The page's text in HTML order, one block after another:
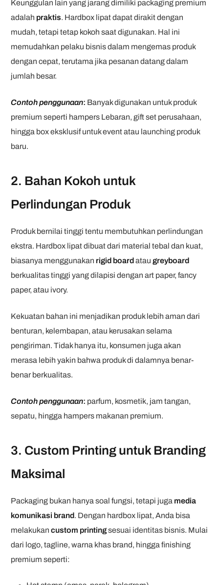
Keunggulan lain yang jarang dimiliki packaging premium
adalah praktis. Hardbox lipat dapat dirakit dengan
mudah, tetapi tetap kokoh saat digunakan. Hal ini
memudahkan pelaku bisnis dalam mengemas produk
dengan cepat, terutama jika pesanan datang dalam
jumlah besar.
Contoh penggunaan: Banyak digunakan untuk produk
premium seperti hampers Lebaran, gift set perusahaan,
hingga box eksklusif untuk event atau launching produk
baru.
2. Bahan Kokoh untuk
Perlindungan Produk
Produk bernilai tinggi tentu membutuhkan perlindungan
ekstra. Hardbox lipat dibuat dari material tebal dan kuat,
biasanya menggunakan rigid boardataugreyboard
berkualitas tinggi yang dilapisi dengan art paper, fancy
paper, atau ivory.
Kekuatan bahan ini menjadikan produk lebih aman dari
benturan, kelembapan, atau kerusakan selama
pengiriman. Tidak hanya itu, konsumen juga akan
merasa lebih yakin bahwa produk di dalamnya benar-
benar berkualitas.
Contoh penggunaan: parfum, kosmetik, jam tangan,
sepatu, hingga hampers makanan premium.
3. Custom Printing untuk Branding
Maksimal
Packaging bukan hanya soal fungsi, tetapi juga media
komunikasi brand. Dengan hardbox lipat, Anda bisa
melakukancustom printingsesuai identitas bisnis. Mulai
dari logo, tagline, warna khas brand, hingga finishing
premium seperti: